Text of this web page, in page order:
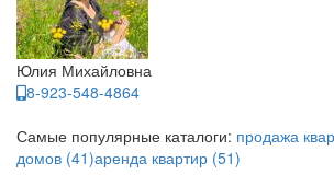
Юлия Михайловна
8-923-548-4864
Самые популярные каталоги: продажа
домов (41)аренда квартир (51)